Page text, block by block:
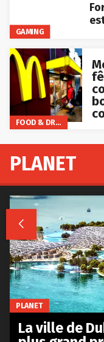
GAMING
FOOD & DRINKS
PLANET

PLANET
La ville de